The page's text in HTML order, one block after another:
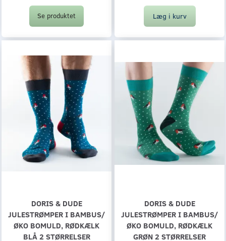
Se produktet Læg i kurv
DORIS & DUDE
JULESTRØMPER I BAMBUS/
ØKO BOMULD, RØDKÆLK
BLÅ 2 STØRRELSER
DORIS & DUDE
JULESTRØMPER I BAMBUS/
ØKO BOMULD, RØDKÆLK
GRØN 2 STØRRELSER